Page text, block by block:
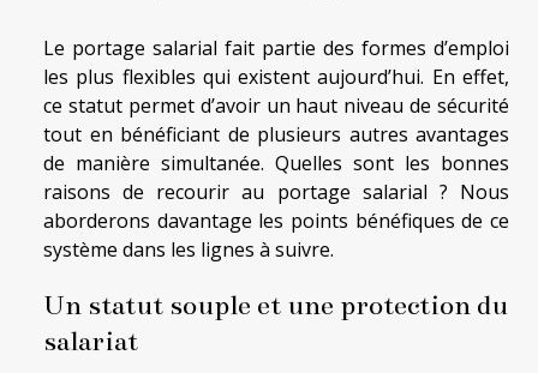
Le portage salarial fait partie des formes d’emploi
les plus flexibles qui existent aujourd’hui. En effet,
ce statut permet d’avoir un haut niveau de sécurité
tout en bénéficiant de plusieurs autres avantages
de manière simultanée. Quelles sont les bonnes
raisons de recourir au portage salarial ? Nous
aborderons davantage les points bénéfiques de ce
système dans les lignes à suivre.
Un statut souple et une protection du
salariat